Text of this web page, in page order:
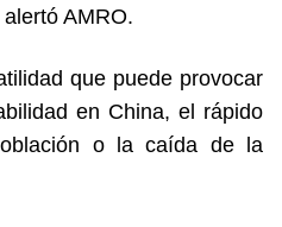
AMRO.
que puede provocar
en China, el rápido
o la caída de la